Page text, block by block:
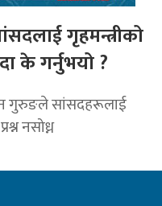
गृहमन्त्रीको
के गर्नुभयो ?
गुरुङले सांसदहरूलाई
नसोध्न